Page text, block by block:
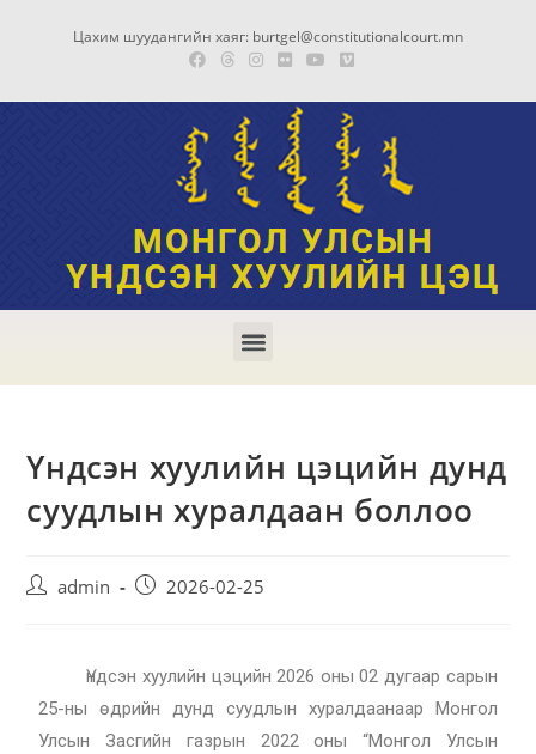
Цахим шуудангийн хаяг: burtgel@constitutionalcourt.mn
Үндсэн хуулийн цэцийн дунд
суудлын хуралдаан боллоо
admin 2026-02-25
Үндсэн хуулийн цэцийн 2026 оны 02 дугаар сарын
25-ны өдрийн дунд суудлын хуралдаанаар Монгол
Улсын Засгийн газрын 2022 оны “Монгол Улсын